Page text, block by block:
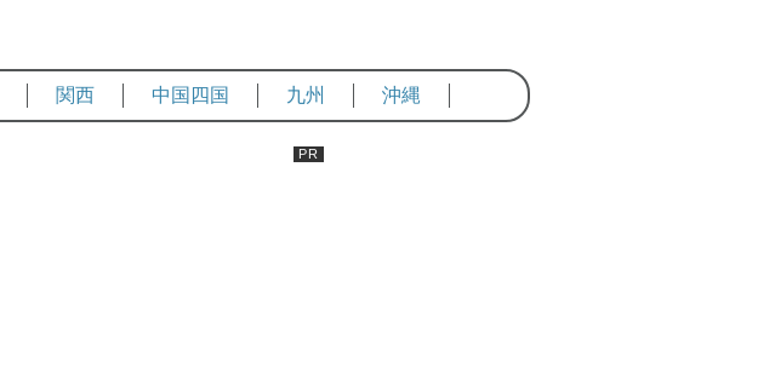
関西 中国四国 九州 沖縄